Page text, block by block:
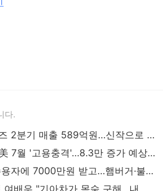
다.
네오위즈 2분기 매출 589억원…신작으로 성장 기반 마련
[속보] 美 7월 '고용충격'…8.3만 증가 예상했는데 2.3만 감소
조폭 수용자에 7000만원 받고…햄버거·불닭 건넨 교도관